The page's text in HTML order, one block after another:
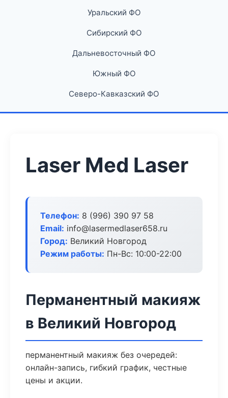
Уральский ФО
Сибирский ФО
Дальневосточный ФО
Южный ФО
Северо-Кавказский ФО
Laser Med Laser
Телефон: 8 (996) 390 97 58
Email: info@lasermedlaser658.ru
Город: Великий Новгород
Режим работы: Пн-Вс: 10:00-22:00
Перманентный макияж
в Великий Новгород
перманентный макияж без очередей:
онлайн-запись, гибкий график, честные
цены и акции.